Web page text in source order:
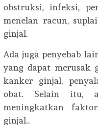
obstruksi, infeksi,
menelan racun,
ginjal.
Ada juga penyebab
yang dapat merusak
kanker ginjal,
obat. Selain itu,
meningkatkan
ginjal..